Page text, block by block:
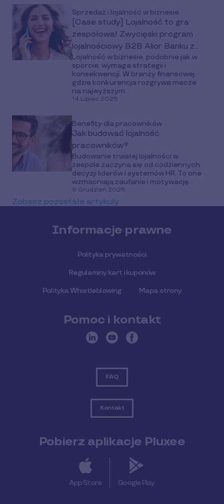
Sprzedaż i lojalność w biznesie
[Case study] Lojalność to gra
zespołowa! Zwycięski program
lojalnościowy B2B Alior Banku z
nagrodami Pluxee
Lojalność w biznesie, podobnie jak w
sporcie, wymaga strategii i
konsekwencji. W branży finansowej,
gdzie konkurencja rozgrywa mecze
na najwyższym...
14 Lipiec 2025
Benefity dla pracowników
Jak budować lojalność
pracowników?
Budowanie trwałej lojalności w
zespole zaczyna się od codziennych
decyzji liderów i systemów HR. To one
wzmacniają zaufanie i motywację...
9 Grudzień 2025
Zobacz pozostałe artykuły
Informacje prawne
Polityka prywatności
Regulaminy kart i kuponów
Polityka Whistleblowing Mapa strony
Pomoc i kontakt
FAQ
Kontakt
Pobierz aplikacje Pluxee
App Store Google Play